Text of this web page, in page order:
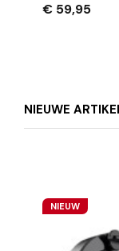
€ 59,95
NIEUWE
NIEUW